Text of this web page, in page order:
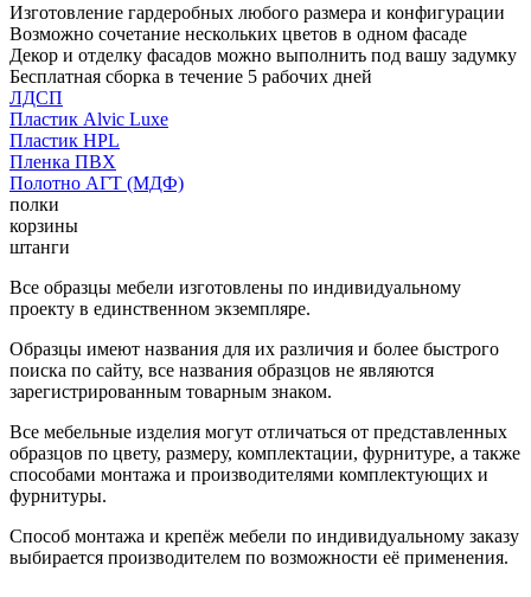
Изготовление гардеробных любого размера и конфигурации
Возможно сочетание нескольких цветов в одном фасаде
Декор и отделку фасадов можно выполнить под вашу задумку
Бесплатная сборка в течение 5 рабочих дней
ЛДСП
Пластик Alvic Luxe
Пластик HPL
Пленка ПВХ
Полотно АГТ (МДФ)
полки
корзины
штанги
Все образцы мебели изготовлены по индивидуальному
проекту в единственном экземпляре.
Образцы имеют названия для их различия и более быстрого
поиска по сайту, все названия образцов не являются
зарегистрированным товарным знаком.
Все мебельные изделия могут отличаться от представленных
образцов по цвету, размеру, комплектации, фурнитуре, а также
способами монтажа и производителями комплектующих и
фурнитуры.
Способ монтажа и крепёж мебели по индивидуальному заказу
выбирается производителем по возможности её применения.